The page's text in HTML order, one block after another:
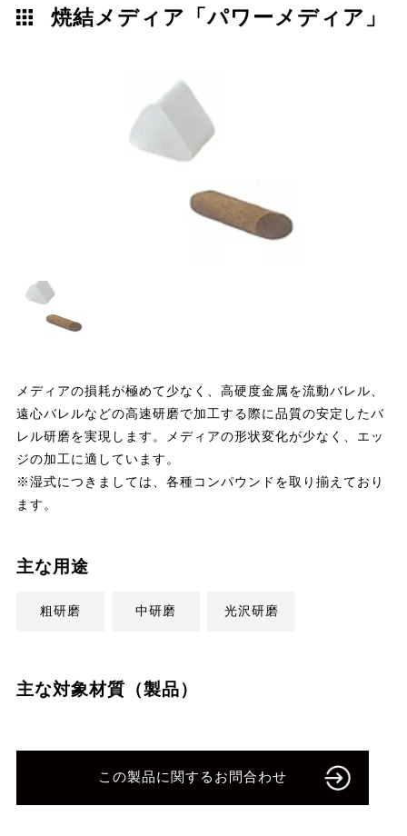
焼結メディア「パワーメディア」
メディアの損耗が極めて少なく、高硬度金属を流動バレル、
遠心バレルなどの高速研磨で加工する際に品質の安定したバ
レル研磨を実現します。メディアの形状変化が少なく、エッ
ジの加工に適しています。
※湿式につきましては、各種コンパウンドを取り揃えており
ます。
主な用途
粗研磨 中研磨 光沢研磨
主な対象材質（製品）
この製品に関するお問合わせ